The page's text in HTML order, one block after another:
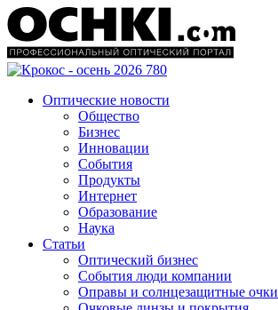
Оптические новости
Общество
Бизнес
Инновации
События
Продукты
Интернет
Образование
Наука
Статьи
Оптический бизнес
События люди компании
Оправы и солнцезащитные очки